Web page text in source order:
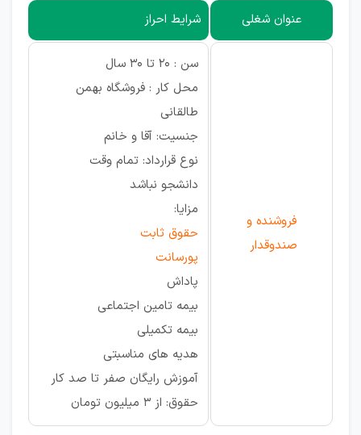
عنوان شغلی شرایط احراز
فروشنده و
صندوقدار
سن : 20 تا 30 سال
محل کار : فروشگاه بهمن
طالقانی
جنسیت: آقا و خانم
نوع قرارداد: تمام وقت
دانشجو نباشد
مزایا:
حقوق ثابت
پورسانت
پاداش
بیمه تامین اجتماعی
بیمه تکمیلی
هدیه های مناسبتی
آموزش رایگان صفر تا صد کار
حقوق: از ۳ میلیون تومان